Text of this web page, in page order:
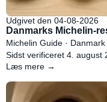
Udgivet den 04-08-2026
Danmarks Michelin-
Michelin Guide ·
Sidst verificeret 4. august
Læs mere →